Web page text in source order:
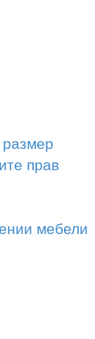
прав
мебели